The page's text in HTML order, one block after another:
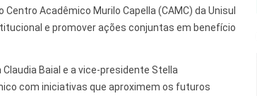
Acadêmico Murilo Capella (CAMC) da Unisul
e promover ações conjuntas em benefício
Baial e a vice-presidente Stella
com iniciativas que aproximem os futuros